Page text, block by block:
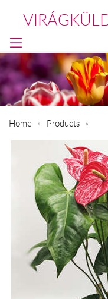
Home Products